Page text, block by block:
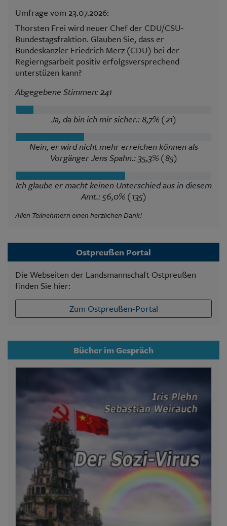
Umfrage vom 23.07.2026:
Thorsten Frei wird neuer Chef der CDU/CSU-
Bundestagsfraktion. Glauben Sie, dass er
Bundeskanzler Friedrich Merz (CDU) bei der
Regierngsarbeit positiv erfolgsversprechend
unterstüzen kann?
Abgegebene Stimmen: 241
Ja, da bin ich mir sicher.: 8,7% (21)
Nein, er wird nicht mehr erreichen können als
Vorgänger Jens Spahn.: 35,3% (85)
Ich glaube er macht keinen Unterschied aus in diesem
Amt.: 56,0% (135)
Allen Teilnehmern einen herzlichen Dank!
Ostpreußen Portal
Die Webseiten der Landsmannschaft Ostpreußen
finden Sie hier:
Zum Ostpreußen-Portal
Bücher im Gespräch